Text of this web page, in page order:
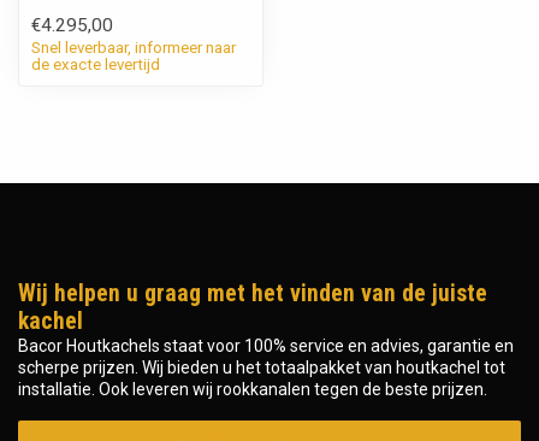
€4.295,00
Snel leverbaar, informeer naar
de exacte levertijd
Wij helpen u graag met het vinden van de juiste
kachel
Bacor Houtkachels staat voor 100% service en advies, garantie en
scherpe prijzen. Wij bieden u het totaalpakket van houtkachel tot
installatie. Ook leveren wij rookkanalen tegen de beste prijzen.